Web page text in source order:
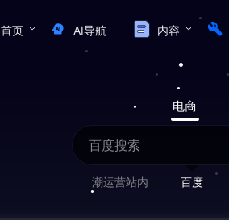
首页 AI导航 内容
电商
潮运营站内 百度